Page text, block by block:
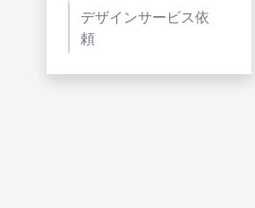
デザインサービス依
頼